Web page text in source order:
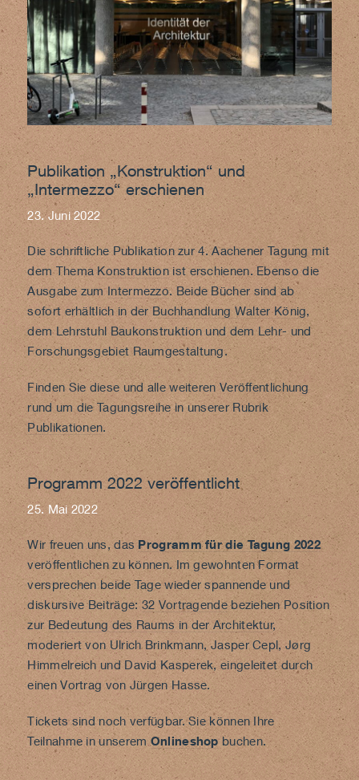
Publikation „Konstruktion“ und
„Intermezzo“ erschienen
23. Juni 2022
Die schriftliche Publikation zur 4. Aachener Tagung mit
dem Thema Konstruktionist erschienen. Ebenso die
Ausgabe zumIntermezzo. Beide Bücher sind ab
sofort erhältlich in der Buchhandlung Walter König,
dem Lehrstuhl Baukonstruktion und dem Lehr- und
Forschungsgebiet Raumgestaltung.
Finden Sie diese und alle weiteren Veröffentlichung
rund um die Tagungsreihe in unserer Rubrik
Publikationen.
Programm 2022 veröffentlicht
25. Mai 2022
Wir freuen uns, das Programm für die Tagung 2022
veröffentlichen zu können. Im gewohnten Format
versprechen beide Tage wieder spannende und
diskursive Beiträge: 32 Vortragendebeziehen Position
zur Bedeutung des Raums in der Architektur,
moderiert von Ulrich Brinkmann, Jasper Cepl, Jørg
Himmelreich und David Kasperek, eingeleitet durch
einen Vortrag von Jürgen Hasse.
Tickets sind noch verfügbar. Sie können Ihre
Teilnahme in unseremOnlineshopbuchen.